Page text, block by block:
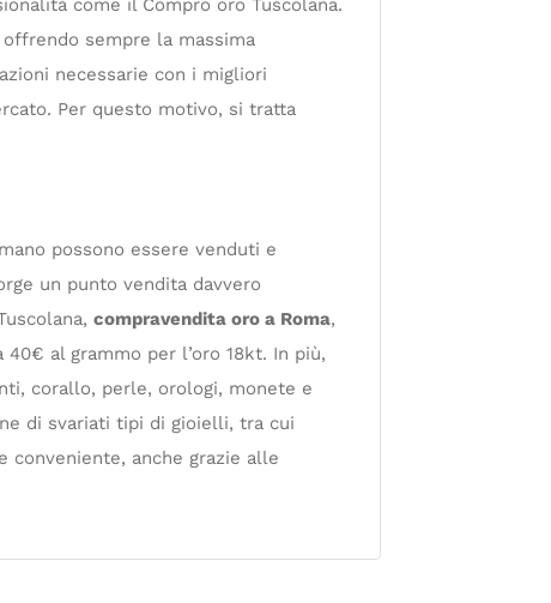
come il Compro oro Tuscolana.
sempre la massima
necessarie con i migliori
Per questo motivo, si tratta
possono essere venduti e
un punto vendita davvero
compravendita oro a Roma,
al grammo per l’oro 18kt. In più,
corallo, perle, orologi, monete e
di svariati tipi di gioielli, tra cui
conveniente, anche grazie alle